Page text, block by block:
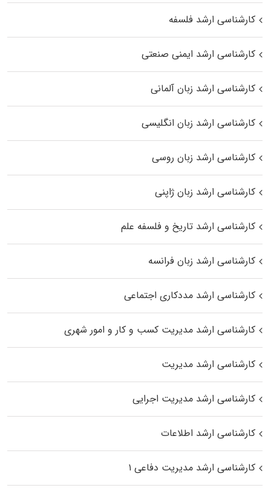
کارشناسی ارشد فلسفه
کارشناسی ارشد ایمنی صنعتی
کارشناسی ارشد زبان آلمانی
کارشناسی ارشد زبان انگلیسی
کارشناسی ارشد زبان روسی
کارشناسی ارشد زبان ژاپنی
کارشناسی ارشد تاریخ و فلسفه علم
کارشناسی ارشد زبان فرانسه
کارشناسی ارشد مددکاری اجتماعی
کارشناسی ارشد مدیریت کسب و کار و امور شهری
کارشناسی ارشد مدیریت
کارشناسی ارشد مدیریت اجرایی
کارشناسی ارشد اطلاعات
کارشناسی ارشد مدیریت دفاعی ۱